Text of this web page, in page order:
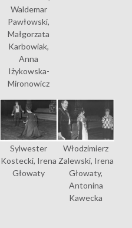
Waldemar
Pawłowski,
Małgorzata
Karbowiak,
Anna
Iżykowska-
Mironowicz
Sylwester
Kostecki, Irena
Głowaty
Włodzimierz
Zalewski, Irena
Głowaty,
Antonina
Kawecka